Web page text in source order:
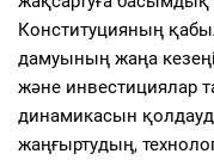
Конституцияның
дамуының жаңа
және инвестициялар
динамикасын
жаңғыртудың,